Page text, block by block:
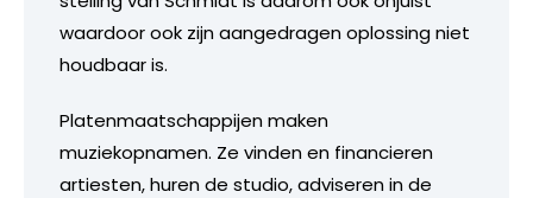
waardoor ook zijn aangedragen oplossing niet
houdbaar is.
Platenmaatschappijen maken
muziekopnamen. Ze vinden en financieren
artiesten, huren de studio, adviseren in de